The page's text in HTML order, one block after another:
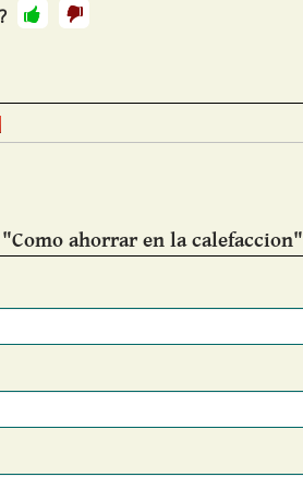
ahorrar en la calefaccion"